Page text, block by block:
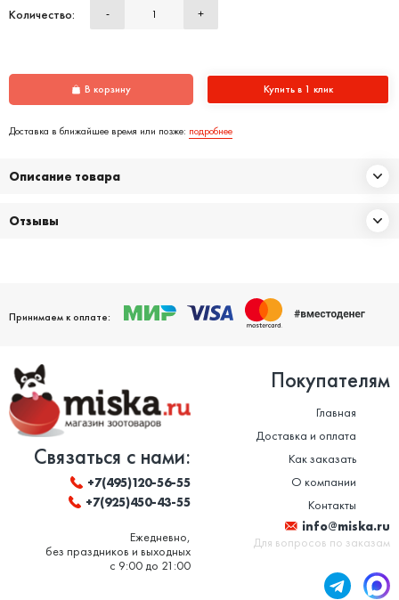
Количество: - +
В корзину Купить в 1 клик
Доставка в ближайшее время или позже: подробнее
Описание товара
Отзывы
Принимаем к оплате:
Связаться с нами:
+7(495)120-56-55
+7(925)450-43-55
Ежедневно,
без праздников и выходных
с 9:00 до 21:00
Покупателям
Главная
Доставка и оплата
Как заказать
О компании
Контакты
info@miska.ru
Для вопросов по заказам